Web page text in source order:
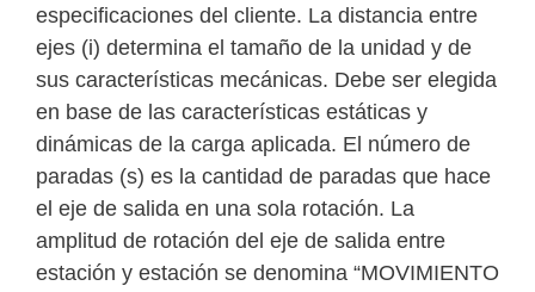
especificaciones del cliente. La distancia entre
ejes (i) determina el tamaño de la unidad y de
sus características mecánicas. Debe ser elegida
en base de las características estáticas y
dinámicas de la carga aplicada. El número de
paradas (s) es la cantidad de paradas que hace
el eje de salida en una sola rotación. La
amplitud de rotación del eje de salida entre
estación y estación se denomina “MOVIMIENTO